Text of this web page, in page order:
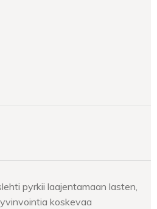
pyrkii laajentamaan lasten,
koskevaa